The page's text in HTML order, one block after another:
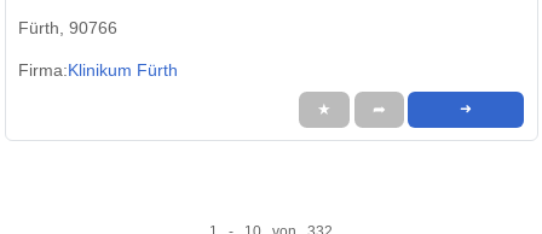
Fürth, 90766
Firma:Klinikum Fürth
★ ➦ ➜